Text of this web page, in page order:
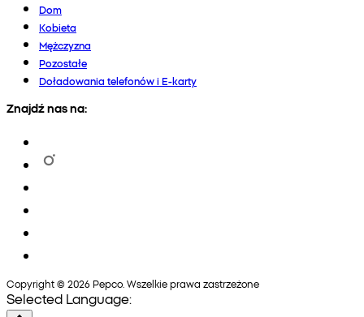
Dom
Kobieta
Mężczyzna
Pozostałe
Doładowania telefonów i E-karty
Znajdź nas na:
Copyright © 2026 Pepco. Wszelkie prawa zastrzeżone
Selected Language: